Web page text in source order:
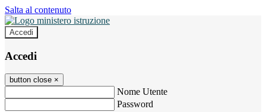
Salta al contenuto
Accedi
Accedi
button close ×
Nome Utente
Password